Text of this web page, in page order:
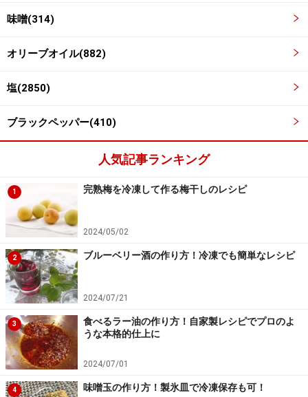
4
める
人参、レンコン、里芋と順番に炒め、最後にかぼちゃと
ソーセージを炒めます。
味噌(314)
オリーブオイル(882)
塩(2850)
ブラックペッパー(410)
人気記事ランキング
1 完熟梅を冷凍して作る梅干しのレシピ
2024/05/02
2 ブルーベリー酒の作り方！冷凍でも簡単なレシピ
2024/07/21
3
食べるラー油の作り方！自家製レシピでプロのよ
うな本格的仕上に
2024/07/01
4 味噌玉の作り方！製氷皿で冷凍保存も可！